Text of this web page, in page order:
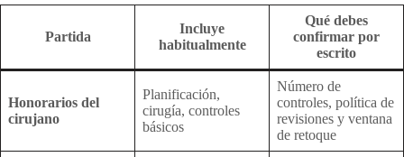
Partida
Incluye
habitualmente
Qué debes
confirmar por
escrito
Honorarios del
cirujano
Planificación,
cirugía, controles
básicos
Número de
controles, política de
revisiones y ventana
de retoque